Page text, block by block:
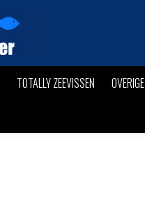
TOTALLY ZEEVISSEN OVERIGE